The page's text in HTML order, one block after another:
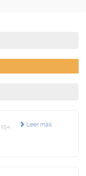
Leer más
154